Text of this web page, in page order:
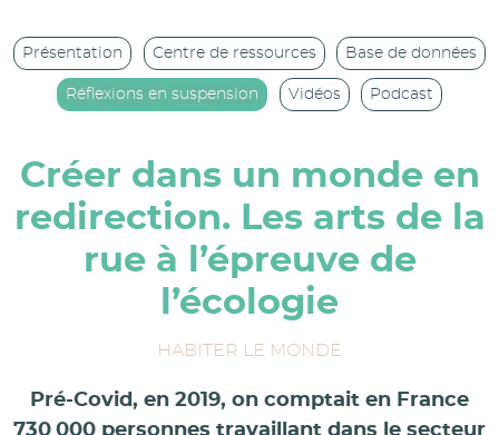
Présentation Centre de ressources Base de données
Réflexions en suspension Vidéos Podcast
Créer dans un monde en
redirection. Les arts de la
rue à l’épreuve de
l’écologie
HABITER LE MONDE
Pré-Covid, en 2019, on comptait en France
730 000 personnes travaillant dans le secteur